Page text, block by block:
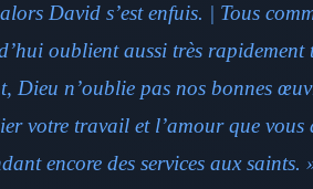
David s’est enfuis. | Tous
oublient aussi très
Dieu n’oublie pas nos bonnes
votre travail et l’amour que vous
encore des services aux saints.